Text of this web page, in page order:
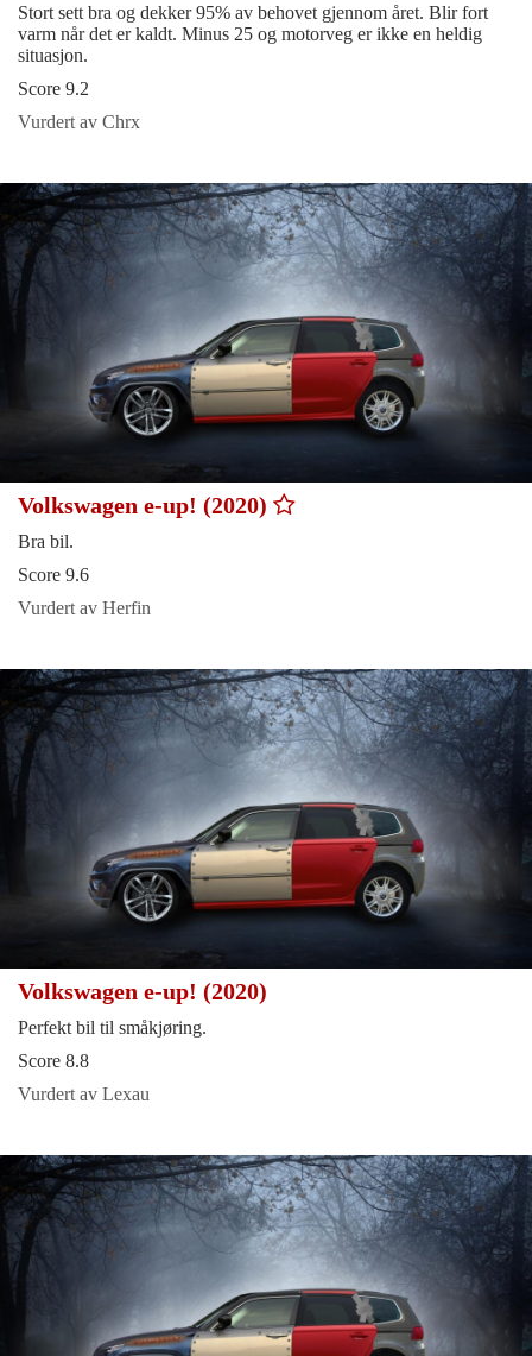
Stort sett bra og dekker 95% av behovet gjennom året. Blir fort
varm når det er kaldt. Minus 25 og motorveg er ikke en heldig
situasjon.
Score 9.2
Vurdert av Chrx
Volkswagen e-up! (2020)
Bra bil.
Score 9.6
Vurdert av Herfin
Volkswagen e-up! (2020)
Perfekt bil til småkjøring.
Score 8.8
Vurdert av Lexau